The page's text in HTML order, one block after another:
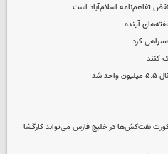
تفاهم‌نامه اسلام‌آباد است
آینده
کرد
کنند
شد
نفت‌کش‌ها در خلیج فارس می‌تواند کارگشا